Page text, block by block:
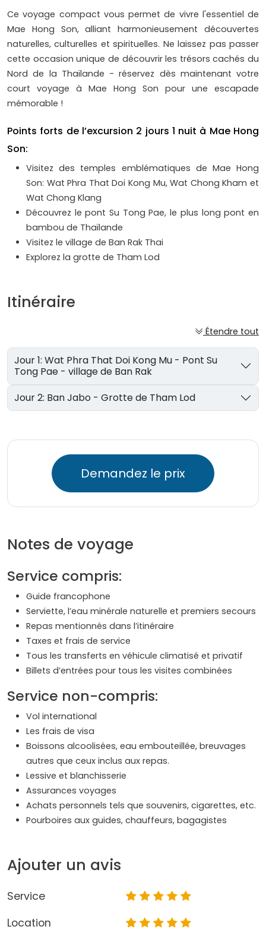
Ce voyage compact vous permet de vivre l'essentiel de
Mae Hong Son, alliant harmonieusement découvertes
naturelles, culturelles et spirituelles. Ne laissez pas passer
cette occasion unique de découvrir les trésors cachés du
Nord de la Thaïlande - réservez dès maintenant votre
court voyage à Mae Hong Son pour une escapade
mémorable !
Points forts de l’excursion 2 jours 1 nuit à Mae Hong
Son:
Visitez des temples emblématiques de Mae Hong
Son: Wat Phra That Doi Kong Mu, Wat Chong Kham et
Wat Chong Klang
Découvrez le pont Su Tong Pae, le plus long pont en
bambou de Thaïlande
Visitez le village de Ban Rak Thai
Explorez la grotte de Tham Lod
Itinéraire
Étendre tout
Jour 1: Wat Phra That Doi Kong Mu - Pont Su
Tong Pae - village de Ban Rak
Jour 2: Ban Jabo - Grotte de Tham Lod
Demandez le prix
Notes de voyage
Service compris:
Guide francophone
Serviette, l’eau minérale naturelle et premiers secours
Repas mentionnés dans l’itinéraire
Taxes et frais de service
Tous les transferts en véhicule climatisé et privatif
Billets d’entrées pour tous les visites combinées
Service non-compris:
Vol international
Les frais de visa
Boissons alcoolisées, eau embouteillée, breuvages
autres que ceux inclus aux repas.
Lessive et blanchisserie
Assurances voyages
Achats personnels tels que souvenirs, cigarettes, etc.
Pourboires aux guides, chauffeurs, bagagistes
Ajouter un avis
Service
Location